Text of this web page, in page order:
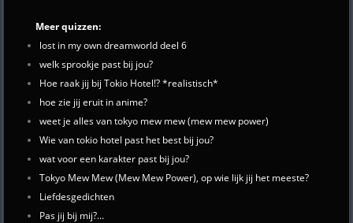
Meer quizzen:
lost in my own dreamworld deel 6
welk sprookje past bij jou?
Hoe raak jij bij Tokio Hotel!? *realistisch*
hoe zie jij eruit in anime?
weet je alles van tokyo mew mew (mew mew power)
Wie van tokio hotel past het best bij jou?
wat voor een karakter past bij jou?
Tokyo Mew Mew (Mew Mew Power), op wie lijk jij het meeste?
Liefdesgedichten
Pas jij bij mij?...